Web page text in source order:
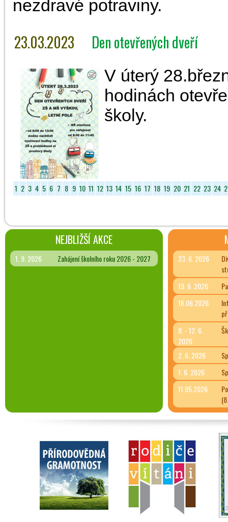
nezdravé potraviny.
23.03.2023 Den otevřených dveří
V úterý
hodinách
školy.
1 2 3 4 5 6 7 8 9 10 11 12 13 14 15 16 17 18 19 20 21 22 23 24
NEJBLIŽŠÍ AKCE
1. 9. 2026 Zahájení školního roku 2026 - 2027 23. 6. 2026
19. 6. 2026
16.06.2026
8. - 12. 6.
2026
2. 6. 2026
1. 6. 2026
11.05.2026